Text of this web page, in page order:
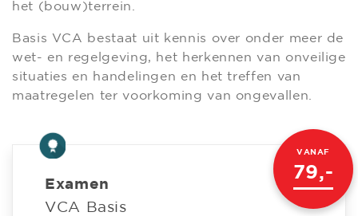
het (bouw)terrein.
Basis VCA bestaat uit kennis over onder meer de
wet- en regelgeving, het herkennen van onveilige
situaties en handelingen en het treffen van
maatregelen ter voorkoming van ongevallen.
Examen
VCA Basis
VANAF
79,-